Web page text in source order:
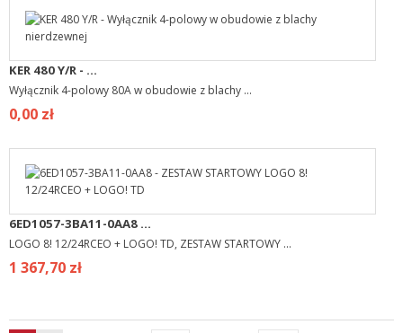
KER 480 Y/R - ...
Wyłącznik 4-polowy 80A w obudowie z blachy ...
0,00 zł
6ED1057-3BA11-0AA8 ...
LOGO 8! 12/24RCEO + LOGO! TD, ZESTAW STARTOWY ...
1 367,70 zł